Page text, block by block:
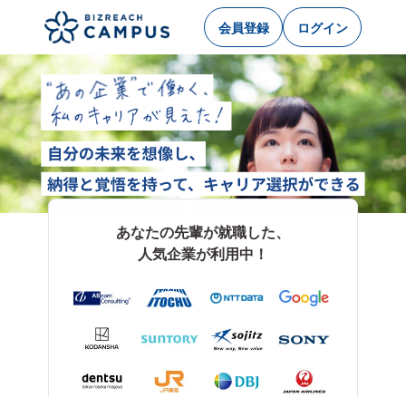
会員登録 ログイン
あなたの先輩が就職した、
人気企業が利用中！